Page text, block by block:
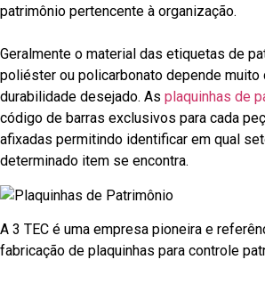
patrimônio pertencente à organização.
Geralmente o material das etiquetas de
poliéster ou policarbonato depende muito
durabilidade desejado. As plaquinhas de
código de barras exclusivos para cada
afixadas permitindo identificar em qual
determinado item se encontra.
A 3 TEC é uma empresa pioneira e
fabricação de plaquinhas para controle